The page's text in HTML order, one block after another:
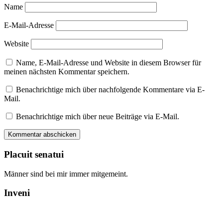
Name
E-Mail-Adresse
Website
Name, E-Mail-Adresse und Website in diesem Browser für
meinen nächsten Kommentar speichern.
Benachrichtige mich über nachfolgende Kommentare via E-
Mail.
Benachrichtige mich über neue Beiträge via E-Mail.
Placuit senatui
Männer sind bei mir immer mitgemeint.
Inveni